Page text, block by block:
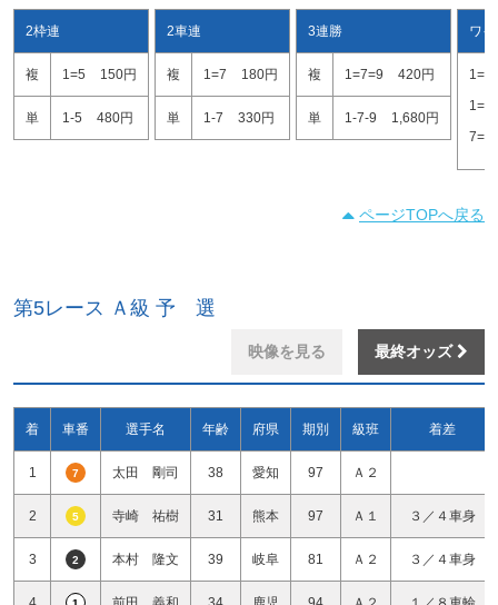
2枠連
複 1=5 150円
単 1-5 480円
2車連
複 1=7 180円
単 1-7 330円
3連勝
複 1=7=9 420円
単 1-7-9 1,680円
ワ
1=7
1=9
7=9
ページTOPへ戻る
第5レース Ａ級 予 選
映像を見る 最終オッズ
着 車番 選手名 年齢 府県 期別 級班 着差
1 7 太田 剛司 38 愛知 97 Ａ２
2 5 寺崎 祐樹 31 熊本 97 Ａ１ ３／４車身
3 2 本村 隆文 39 岐阜 81 Ａ２ ３／４車身